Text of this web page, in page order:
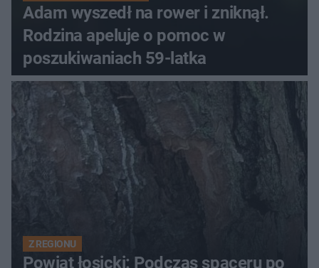
Adam wyszedł na rower i zniknął.
Rodzina apeluje o pomoc w
poszukiwaniach 59-latka
Z REGIONU
Powiat łosicki: Podczas spaceru po